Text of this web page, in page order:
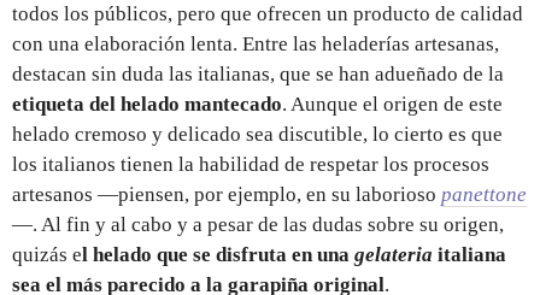
todos los públicos, pero que ofrecen un producto de calidad
con una elaboración lenta. Entre las heladerías artesanas,
destacan sin duda las italianas, que se han adueñado de la
etiqueta del helado mantecado. Aunque el origen de este
helado cremoso y delicado sea discutible, lo cierto es que
los italianos tienen la habilidad de respetar los procesos
artesanos —piensen, por ejemplo, en su laborioso panettone
—. Al fin y al cabo y a pesar de las dudas sobre su origen,
quizás el helado que se disfruta en una gelateria italiana
sea el más parecido a la garapiña original.